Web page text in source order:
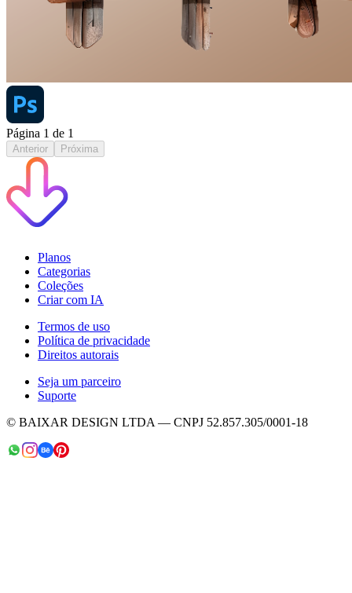
Página 1 de 1
Anterior Próxima
Planos
Categorias
Coleções
Criar com IA
Termos de uso
Política de privacidade
Direitos autorais
Seja um parceiro
Suporte
© BAIXAR DESIGN LTDA — CNPJ 52.857.305/0001-18